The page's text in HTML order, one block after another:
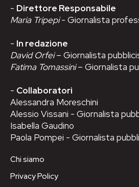
- Direttore Responsabile
Maria Tripepi- Giornalista
- In redazione
David Orfei– Giornalista
Fatima Tomassini– Giornalista
- Collaboratori
Alessandra Moreschini
Alessio Vissani - Giornalista
Isabella Gaudino
Paola Pompei - Giornalista
Chi siamo
Privacy Policy